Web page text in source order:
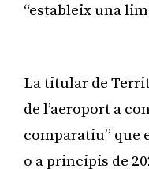
“estableix una
La titular de
de l’aeroport a
comparatiu” que
o a principis de